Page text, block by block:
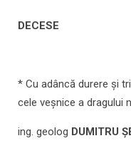
DECESE
* Cu adâncă durere și
cele veșnice a dragului
ing. geolog DUMITRU